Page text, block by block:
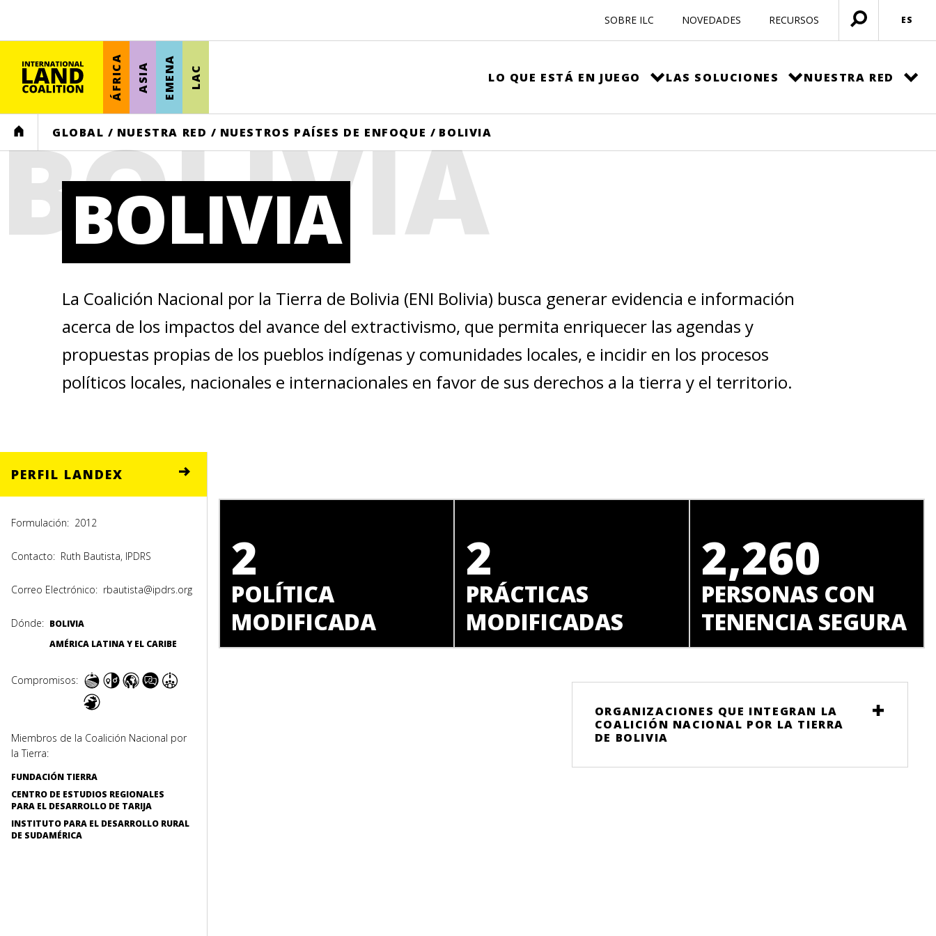
SOBRE ILC NOVEDADES RECURSOS
Menú
abierto
ES
ÁFRICA ASIA EMENA LAC LO QUE ESTÁ EN JUEGO LAS SOLUCIONES NUESTRA RED
HOME GLOBAL / NUESTRA RED / NUESTROS PAÍSES DE ENFOQUE / BOLIVIA
BOLIVIA
BOLIVIA
La Coalición Nacional por la Tierra de Bolivia (ENI Bolivia) busca generar evidencia e información
acerca de los impactos del avance del extractivismo, que permita enriquecer las agendas y
propuestas propias de los pueblos indígenas y comunidades locales, e incidir en los procesos
políticos locales, nacionales e internacionales en favor de sus derechos a la tierra y el territorio.
PERFIL LANDEX
Formulación: 2012
Contacto: Ruth Bautista, IPDRS
Correo Electrónico: rbautista@ipdrs.org
Dónde: BOLIVIA
AMÉRICA LATINA Y EL CARIBE
Compromisos:
Miembros de la Coalición Nacional por
la Tierra:
FUNDACIÓN TIERRA
CENTRO DE ESTUDIOS REGIONALES
PARA EL DESARROLLO DE TARIJA
INSTITUTO PARA EL DESARROLLO RURAL
DE SUDAMÉRICA
2
POLÍTICA
MODIFICADA
2
PRÁCTICAS
MODIFICADAS
2,260
PERSONAS CON
TENENCIA SEGURA
ORGANIZACIONES QUE INTEGRAN LA
COALICIÓN NACIONAL POR LA TIERRA
DE BOLIVIA